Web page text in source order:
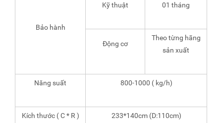
Bảo hành
Kỹ thuật 01 tháng
Động cơ
Theo từng hãng
sản xuất
Năng suất 800-1000 ( kg/h)
Kích thước ( C * R ) 233*140cm (D:110cm)